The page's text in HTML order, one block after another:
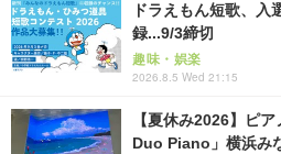
ドラえもん短歌、入
録...9/3締切
趣味・娯楽
2026.8.5 Wed 21:15
【夏休み2026】ピ
Duo Piano」横浜み